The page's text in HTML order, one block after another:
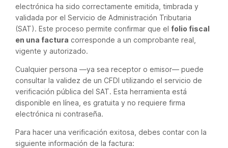
electrónica ha sido correctamente emitida, timbrada y
validada por el Servicio de Administración Tributaria
(SAT). Este proceso permite confirmar que el folio fiscal
en una factura corresponde a un comprobante real,
vigente y autorizado.
Cualquier persona —ya sea receptor o emisor— puede
consultar la validez de un CFDI utilizando el servicio de
verificación pública del SAT. Esta herramienta está
disponible en línea, es gratuita y no requiere firma
electrónica ni contraseña.
Para hacer una verificación exitosa, debes contar con la
siguiente información de la factura: